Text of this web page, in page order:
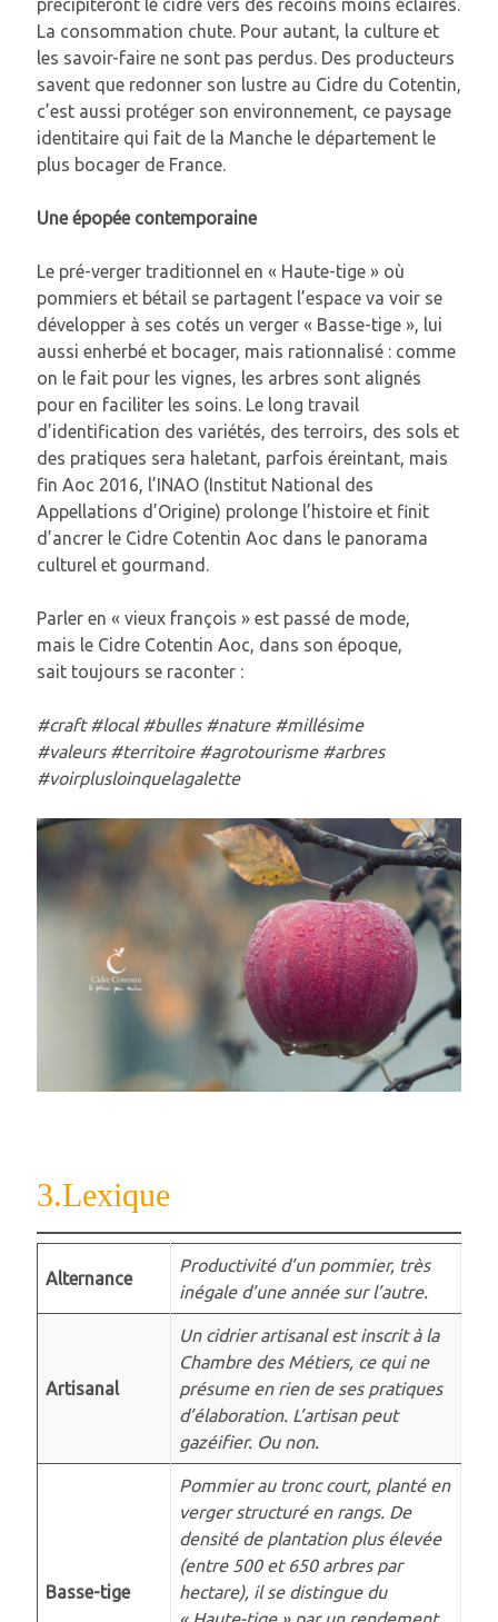
La consommation chute. Pour autant, la culture et
les savoir-faire ne sont pas perdus. Des producteurs
savent que redonner son lustre au Cidre du Cotentin,
c’est aussi protéger son environnement, ce paysage
identitaire qui fait de la Manche le département le
plus bocager de France.
Une épopée contemporaine
Le pré-verger traditionnel en « Haute-tige » où
pommiers et bétail se partagent l’espace va voir se
développer à ses cotés un verger « Basse-tige », lui
aussi enherbé et bocager, mais rationnalisé : comme
on le fait pour les vignes, les arbres sont alignés
pour en faciliter les soins. Le long travail
d’identification des variétés, des terroirs, des sols et
des pratiques sera haletant, parfois éreintant, mais
fin Aoc 2016, l’INAO (Institut National des
Appellations d’Origine) prolonge l’histoire et finit
d’ancrer le Cidre Cotentin Aoc dans le panorama
culturel et gourmand.
Parler en « vieux françois » est passé de mode,
mais le Cidre Cotentin Aoc, dans son époque,
sait toujours se raconter :
#craft #local #bulles #nature #millésime
#valeurs #territoire #agrotourisme #arbres
#voirplusloinquelagalette
3.Lexique
Alternance
Productivité d’un pommier, très
inégale d’une année sur l’autre.
Artisanal
Un cidrier artisanal est inscrit à la
Chambre des Métiers, ce qui ne
présume en rien de ses pratiques
d’élaboration. L’artisan peut
gazéifier. Ou non.
Basse-tige
Pommier au tronc court, planté en
verger structuré en rangs. De
densité de plantation plus élevée
(entre 500 et 650 arbres par
hectare), il se distingue du